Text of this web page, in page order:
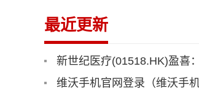
最近更新
新世纪医疗(01518.HK)盈喜
维沃手机官网登录（维沃手机